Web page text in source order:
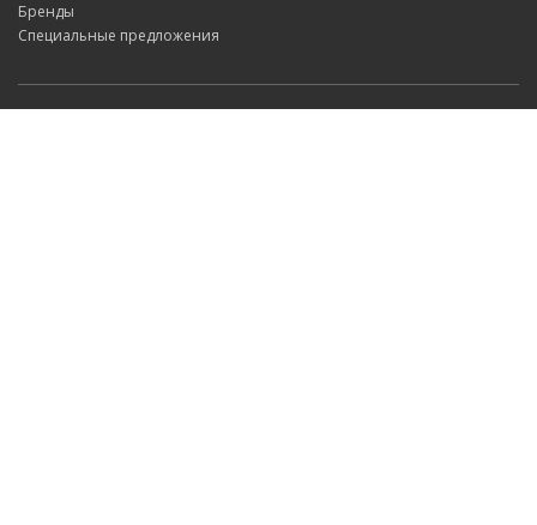
Бренды
Специальные предложения